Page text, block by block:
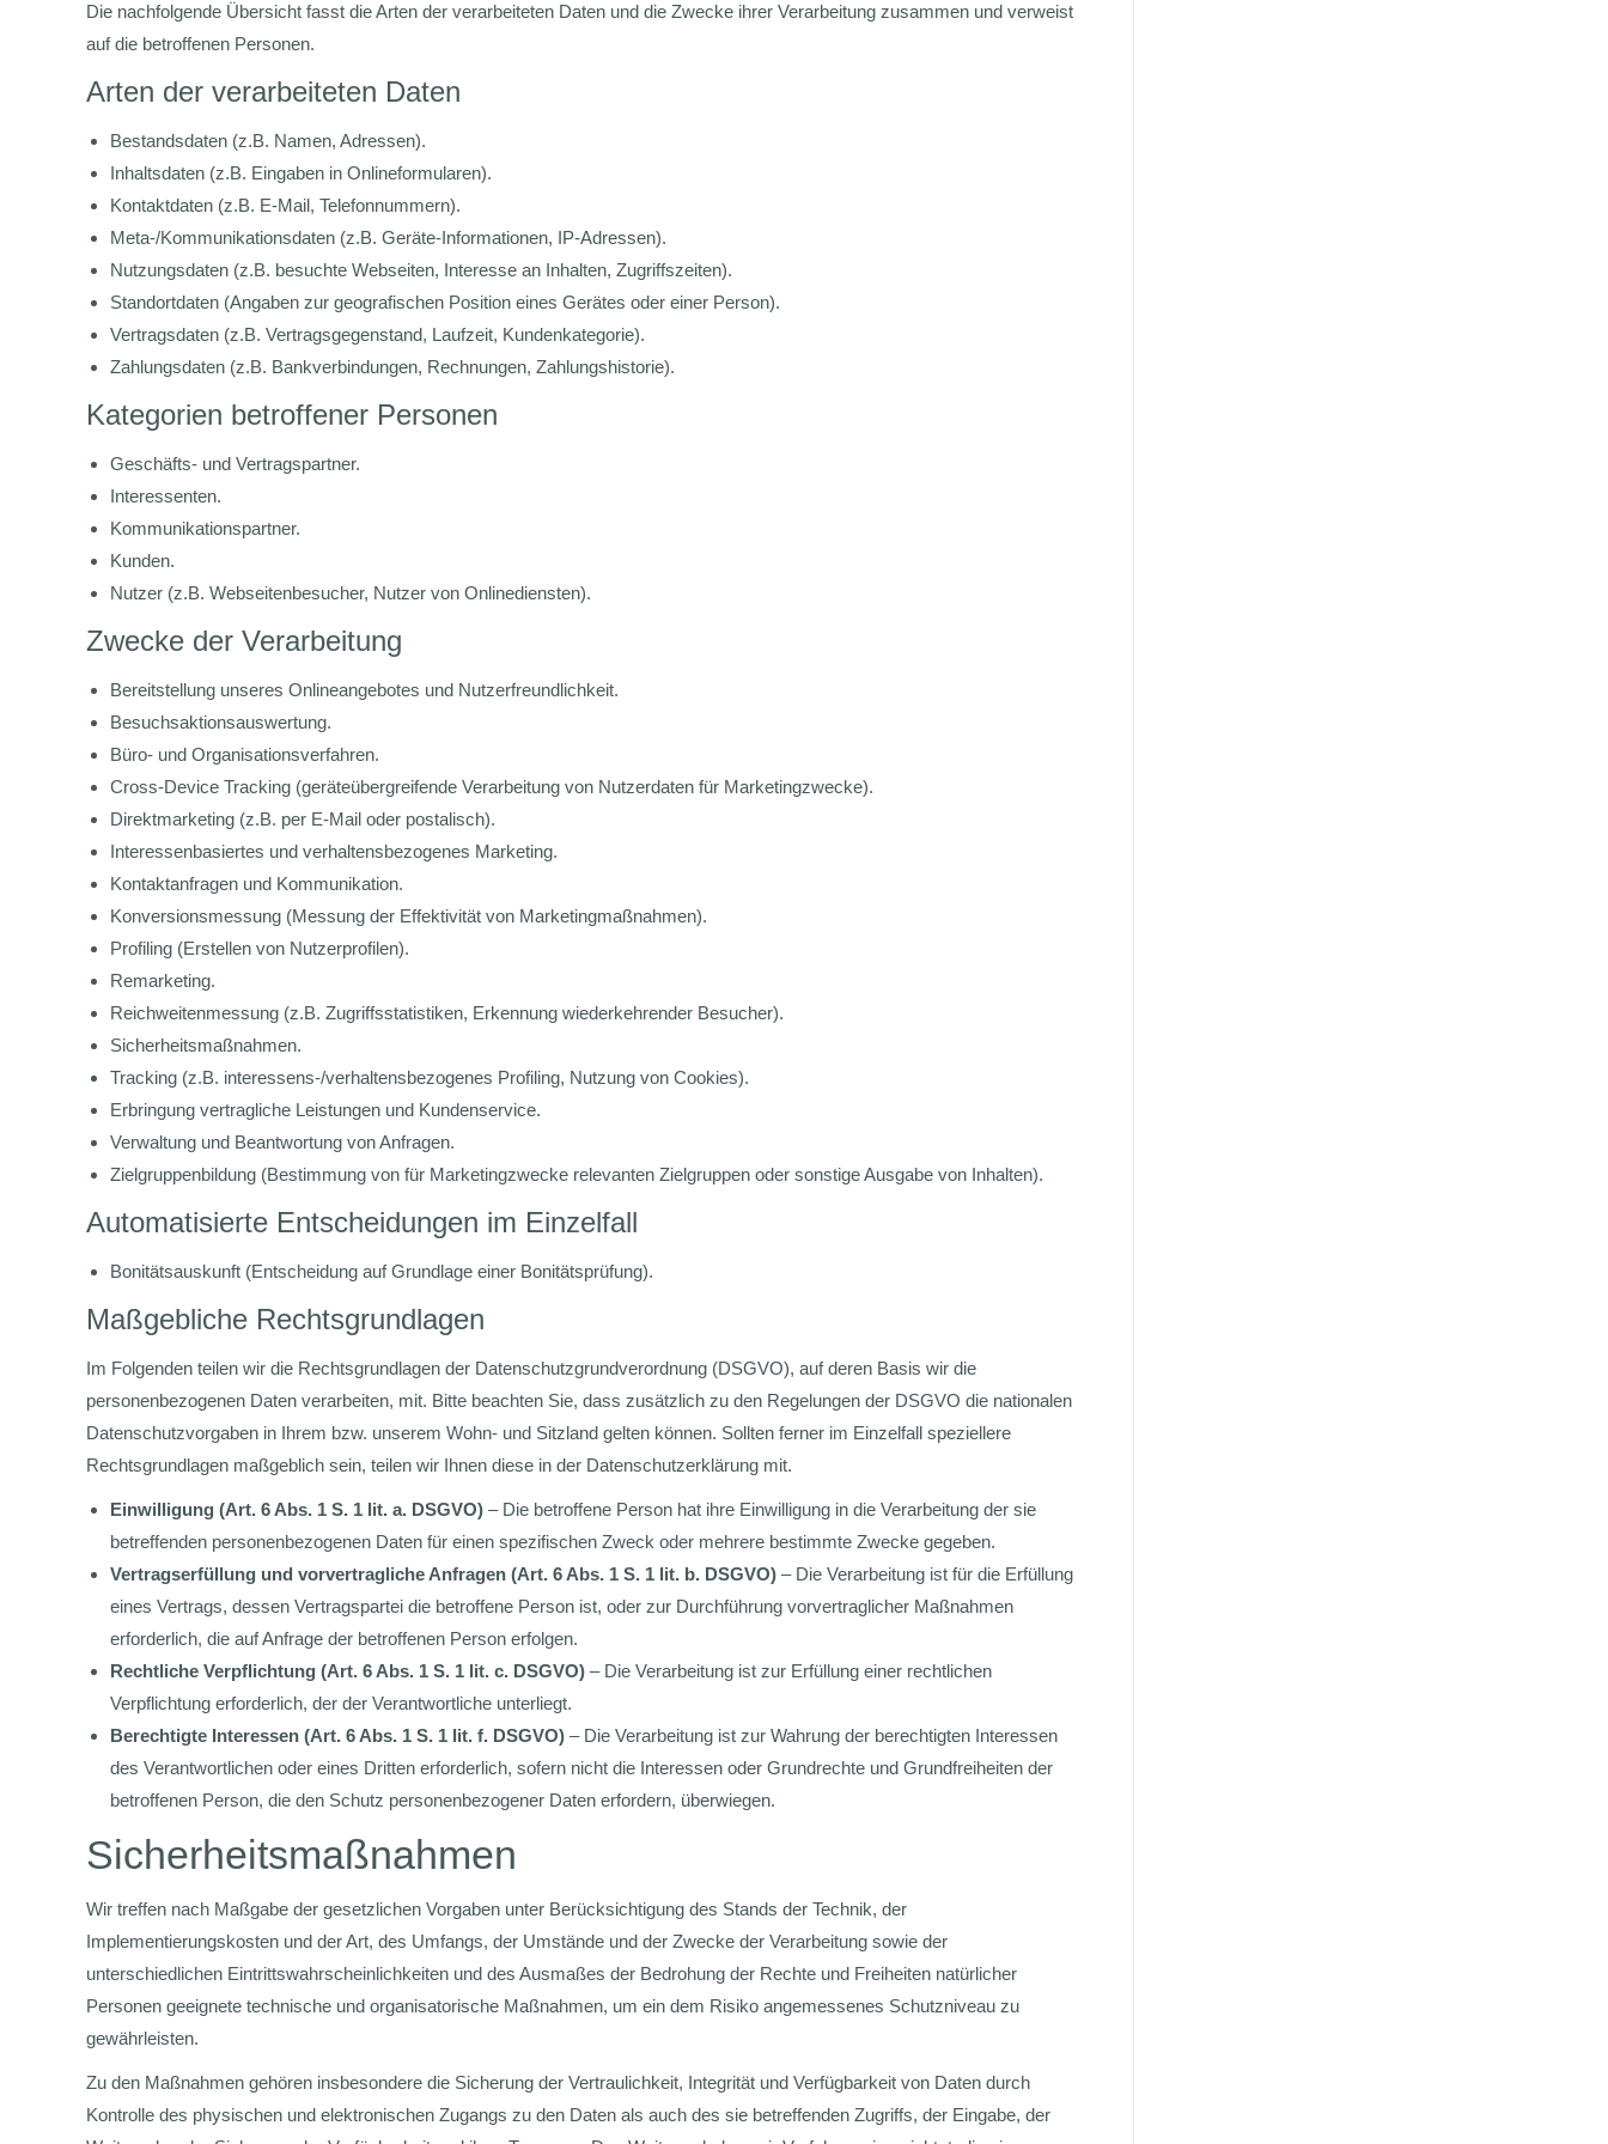
Die nachfolgende Übersicht fasst die Arten der verarbeiteten Daten und die Zwecke ihrer Verarbeitung zusammen und verweist
auf die betroffenen Personen.
Arten der verarbeiteten Daten
Bestandsdaten (z.B. Namen, Adressen).
Inhaltsdaten (z.B. Eingaben in Onlineformularen).
Kontaktdaten (z.B. E-Mail, Telefonnummern).
Meta-/Kommunikationsdaten (z.B. Geräte-Informationen, IP-Adressen).
Nutzungsdaten (z.B. besuchte Webseiten, Interesse an Inhalten, Zugriffszeiten).
Standortdaten (Angaben zur geografischen Position eines Gerätes oder einer Person).
Vertragsdaten (z.B. Vertragsgegenstand, Laufzeit, Kundenkategorie).
Zahlungsdaten (z.B. Bankverbindungen, Rechnungen, Zahlungshistorie).
Kategorien betroffener Personen
Geschäfts- und Vertragspartner.
Interessenten.
Kommunikationspartner.
Kunden.
Nutzer (z.B. Webseitenbesucher, Nutzer von Onlinediensten).
Zwecke der Verarbeitung
Bereitstellung unseres Onlineangebotes und Nutzerfreundlichkeit.
Besuchsaktionsauswertung.
Büro- und Organisationsverfahren.
Cross-Device Tracking (geräteübergreifende Verarbeitung von Nutzerdaten für Marketingzwecke).
Direktmarketing (z.B. per E-Mail oder postalisch).
Interessenbasiertes und verhaltensbezogenes Marketing.
Kontaktanfragen und Kommunikation.
Konversionsmessung (Messung der Effektivität von Marketingmaßnahmen).
Profiling (Erstellen von Nutzerprofilen).
Remarketing.
Reichweitenmessung (z.B. Zugriffsstatistiken, Erkennung wiederkehrender Besucher).
Sicherheitsmaßnahmen.
Tracking (z.B. interessens-/verhaltensbezogenes Profiling, Nutzung von Cookies).
Erbringung vertragliche Leistungen und Kundenservice.
Verwaltung und Beantwortung von Anfragen.
Zielgruppenbildung (Bestimmung von für Marketingzwecke relevanten Zielgruppen oder sonstige Ausgabe von Inhalten).
Automatisierte Entscheidungen im Einzelfall
Bonitätsauskunft (Entscheidung auf Grundlage einer Bonitätsprüfung).
Maßgebliche Rechtsgrundlagen
Im Folgenden teilen wir die Rechtsgrundlagen der Datenschutzgrundverordnung (DSGVO), auf deren Basis wir die
personenbezogenen Daten verarbeiten, mit. Bitte beachten Sie, dass zusätzlich zu den Regelungen der DSGVO die nationalen
Datenschutzvorgaben in Ihrem bzw. unserem Wohn- und Sitzland gelten können. Sollten ferner im Einzelfall speziellere
Rechtsgrundlagen maßgeblich sein, teilen wir Ihnen diese in der Datenschutzerklärung mit.
Einwilligung (Art. 6 Abs. 1 S. 1 lit. a. DSGVO) – Die betroffene Person hat ihre Einwilligung in die Verarbeitung der sie
betreffenden personenbezogenen Daten für einen spezifischen Zweck oder mehrere bestimmte Zwecke gegeben.
Vertragserfüllung und vorvertragliche Anfragen (Art. 6 Abs. 1 S. 1 lit. b. DSGVO) – Die Verarbeitung ist für die Erfüllung
eines Vertrags, dessen Vertragspartei die betroffene Person ist, oder zur Durchführung vorvertraglicher Maßnahmen
erforderlich, die auf Anfrage der betroffenen Person erfolgen.
Rechtliche Verpflichtung (Art. 6 Abs. 1 S. 1 lit. c. DSGVO) – Die Verarbeitung ist zur Erfüllung einer rechtlichen
Verpflichtung erforderlich, der der Verantwortliche unterliegt.
Berechtigte Interessen (Art. 6 Abs. 1 S. 1 lit. f. DSGVO) – Die Verarbeitung ist zur Wahrung der berechtigten Interessen
des Verantwortlichen oder eines Dritten erforderlich, sofern nicht die Interessen oder Grundrechte und Grundfreiheiten der
betroffenen Person, die den Schutz personenbezogener Daten erfordern, überwiegen.
Sicherheitsmaßnahmen
Wir treffen nach Maßgabe der gesetzlichen Vorgaben unter Berücksichtigung des Stands der Technik, der
Implementierungskosten und der Art, des Umfangs, der Umstände und der Zwecke der Verarbeitung sowie der
unterschiedlichen Eintrittswahrscheinlichkeiten und des Ausmaßes der Bedrohung der Rechte und Freiheiten natürlicher
Personen geeignete technische und organisatorische Maßnahmen, um ein dem Risiko angemessenes Schutzniveau zu
gewährleisten.
Zu den Maßnahmen gehören insbesondere die Sicherung der Vertraulichkeit, Integrität und Verfügbarkeit von Daten durch
Kontrolle des physischen und elektronischen Zugangs zu den Daten als auch des sie betreffenden Zugriffs, der Eingabe, der